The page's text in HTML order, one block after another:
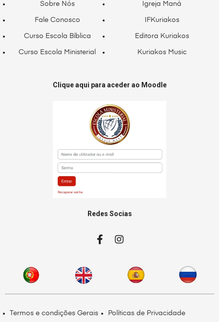
Sobre Nós
Fale Conosco
Curso Escola Bíblica
Curso Escola Ministerial
Igreja Maná
IFKuriakos
Editora Kuriakos
Kuriakos Music
Clique aqui para aceder ao Moodle
Redes Socias
Termos e condições Gerais Políticas de Privacidade